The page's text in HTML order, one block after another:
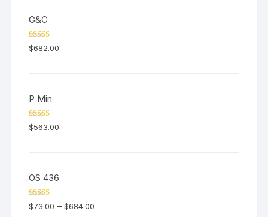
G&C
Valorado en
5.00de 5
$682.00
P Min
Valorado en
5.00de 5
$563.00
OS 436
Valorado en
5.00de 5
$73.00 –$684.00